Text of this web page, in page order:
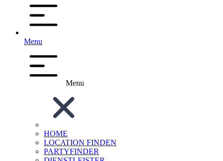
Menu
Menu
HOME
LOCATION FINDEN
PARTYFINDER